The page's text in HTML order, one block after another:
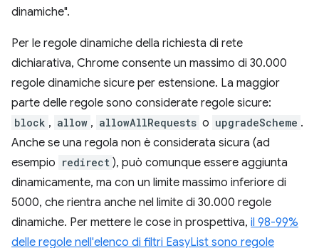
dinamiche".
Per le regole dinamiche della richiesta di rete
dichiarativa, Chrome consente un massimo di 30.000
regole dinamiche sicure per estensione. La maggior
parte delle regole sono considerate regole sicure:
block , allow , allowAllRequests o upgradeScheme .
Anche se una regola non è considerata sicura (ad
esempio redirect ), può comunque essere aggiunta
dinamicamente, ma con un limite massimo inferiore di
5000, che rientra anche nel limite di 30.000 regole
dinamiche. Per mettere le cose in prospettiva, il 98-99%
delle regole nell'elenco di filtri EasyList sono regole